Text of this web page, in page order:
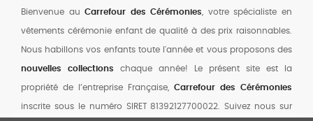
Bienvenue auCarrefour des Cérémonies , votre spécialiste en
vêtements cérémonie enfant de qualité à des prix raisonnables.
Nous habillons vos enfants toute l'année et vous proposons des
nouvelles collections chaque année! Le présent site est la
propriété de l’entreprise Française, Carrefour des Cérémonies
inscrite sous le numéro SIRET 81392127700022. Suivez nous sur